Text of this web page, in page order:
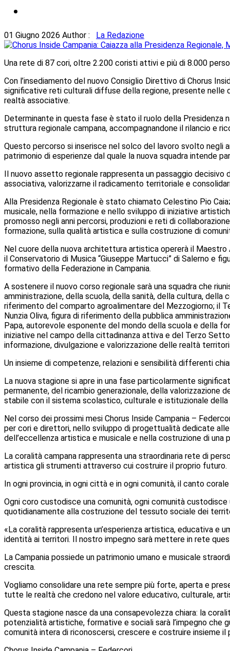
01 Giugno 2026 Author : La Redazione
Una rete di 87 cori, oltre 2.200 coristi attivi e più di 8.000
Con l’insediamento del nuovo Consiglio Direttivo di Chorus
significative reti culturali diffuse della regione, presente nelle
realtà associative.
Determinante in questa fase è stato il ruolo della Presidenza
struttura regionale campana, accompagnandone il rilancio e
Questo percorso si inserisce nel solco del lavoro svolto negli
patrimonio di esperienze dal quale la nuova squadra intende
Il nuovo assetto regionale rappresenta un passaggio
associativa, valorizzarne il radicamento territoriale e
Alla Presidenza Regionale è stato chiamato Celestino Pio
musicale, nella formazione e nello sviluppo di iniziative
promosso negli anni percorsi, produzioni e reti di
formazione, sulla qualità artistica e sulla costruzione di
Nel cuore della nuova architettura artistica opererà il
il Conservatorio di Musica “Giuseppe Martucci” di Salerno e
formativo della Federazione in Campania.
A sostenere il nuovo corso regionale sarà una squadra che
amministrazione, della scuola, della sanità, della cultura,
riferimento del comparto agroalimentare del Mezzogiorno; il
Nunzia Oliva, figura di riferimento della pubblica
Papa, autorevole esponente del mondo della scuola e della
iniziative nel campo della cittadinanza attiva e del Terzo
informazione, divulgazione e valorizzazione delle realtà
Un insieme di competenze, relazioni e sensibilità differenti
La nuova stagione si apre in una fase particolarmente
permanente, del ricambio generazionale, della valorizzazione
stabile con il sistema scolastico, culturale e istituzionale della
Nel corso dei prossimi mesi Chorus Inside Campania –
per cori e direttori, nello sviluppo di progettualità dedicate
dell’eccellenza artistica e musicale e nella costruzione di
La coralità campana rappresenta una straordinaria rete di
artistica gli strumenti attraverso cui costruire il proprio futuro.
In ogni provincia, in ogni città e in ogni comunità, il canto
Ogni coro custodisce una comunità, ogni comunità
quotidianamente alla costruzione del tessuto sociale dei
«La coralità rappresenta un’esperienza artistica, educativa e
identità ai territori. Il nostro impegno sarà mettere in rete
La Campania possiede un patrimonio umano e musicale
crescita.
Vogliamo consolidare una rete sempre più forte, aperta e
tutte le realtà che credono nel valore educativo, culturale,
Questa stagione nasce da una consapevolezza chiara: la
potenzialità artistiche, formative e sociali sarà l’impegno che
comunità intera di riconoscersi, crescere e costruire insieme il